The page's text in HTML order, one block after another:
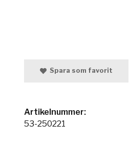
Spara som favorit
Artikelnummer:
53-250221